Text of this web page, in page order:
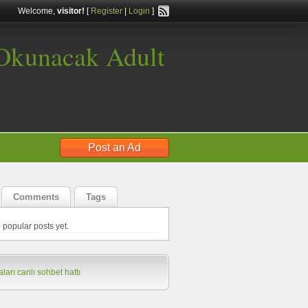
Welcome, visitor! [ Register Login ]
Adult
Post an Ad
Comments Tags
popular posts yet.
canlı sohbet hattı